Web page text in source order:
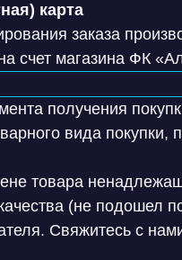
карта
заказа
счет магазина ФК
получения
вида покупки,
товара
(не подошел
Свяжитесь с